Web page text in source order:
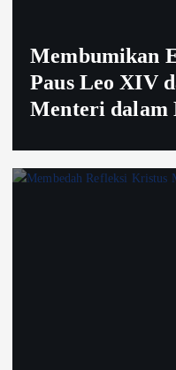
Membumikan
Paus Leo XIV
Menteri dalam